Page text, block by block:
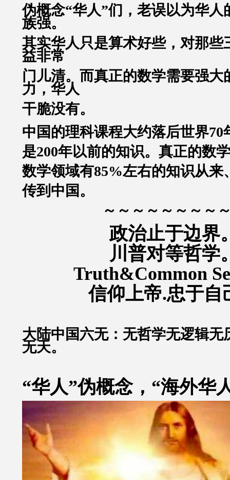
伪概念“华人”们，老误以为华人
族强。
其实华人只是算术好些，对那些
益非常
门儿清。而真正的数学需要强大
力，华人
干脆没有。
中国的理科课程大约落后世界70
是200年以前的知识。 真正的数
数学领域有85%左右的知识从来
传到中国。
～～～～～～～～
政治止于边界
川普对等哲学
Truth&Common
信仰上帝.忠于自
大陆中国六无：无哲学无逻辑无
无天。
“华人”伪概念，“海外华